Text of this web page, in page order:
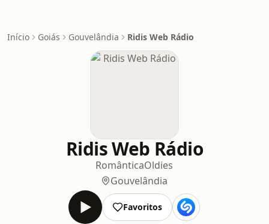
Início Goiás Gouvelândia Ridis Web Rádio
Ridis Web Rádio
RomânticaOldies
Gouvelândia
Favoritos